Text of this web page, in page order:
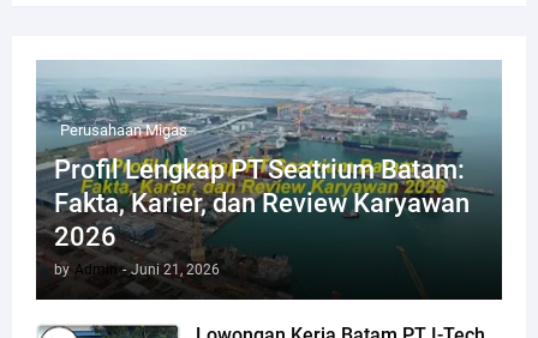
Perusahaan Migas
Profil Lengkap PT Seatrium Batam:
Fakta, Karier, dan Review Karyawan
2026
by Admin - Juni 21, 2026